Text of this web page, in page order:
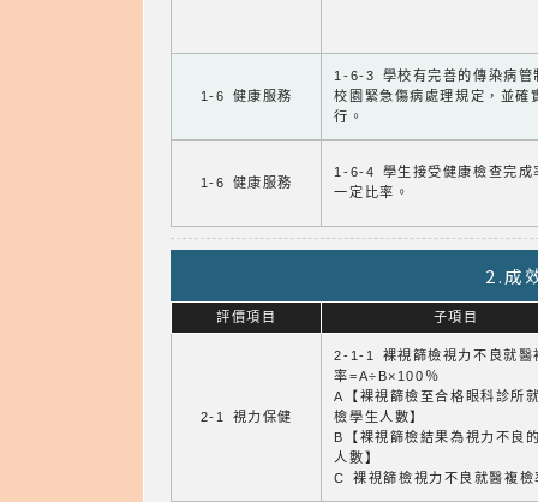
1-6 健康服務
1-6-3 學校有完善的傳染病管
校園緊急傷病處理規定，並確
行。
1-6 健康服務
1-6-4 學生接受健康檢查完成
一定比率。
2.成
評價項目 子項目
2-1 視力保健
2-1-1 裸視篩檢視力不良就醫
率=A÷B×100％
A【裸視篩檢至合格眼科診所
檢學生人數】
B【裸視篩檢結果為視力不良
人數】
C 裸視篩檢視力不良就醫複檢